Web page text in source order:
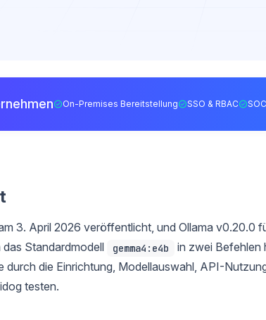
On-Premises Bereitstellung SSO & RBAC
3. April 2026 veröffentlicht, und Ollama v0.20.0
Standardmodell
gemma4:e4b
in zwei Befehlen
durch die Einrichtung, Modellauswahl, API-
testen.